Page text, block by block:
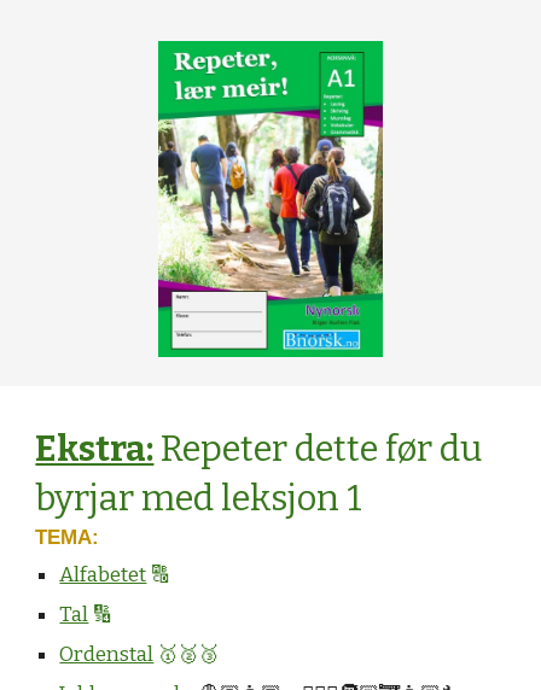
Ekstra: Repeter dette før du
byrjar med leksjon 1
TEMA:
Alfabetet 🔠
Tal 🔢
Ordenstal 🥇🥈🥉